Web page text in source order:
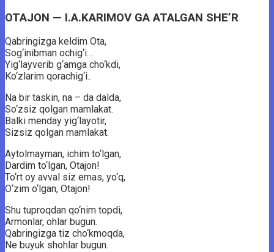
OTAJON — I.A.KARIMOV GA ATALGAN SHE’R
Qabringizga keldim Ota,
Sog‘inibman ochig‘i…
Yig‘layverib g‘amga cho‘kdi,
Ko‘zlarim qorachig‘i..
Na bir taskin, na – da dalda,
So‘zsiz qolgan mamlakat.
Balki menday yig‘layotir,
Sizsiz qolgan mamlakat.
Aytolmayman, ichim to‘lgan,
Dardim to‘lgan, Otajon!
To‘rt oy avval siz emas, yo‘q,
O‘zim o‘lgan, Otajon!
Shu tuproqdan qo‘nim topdi,
Armonlar, ohlar bugun.
Qabringizga tiz cho‘kmoqda,
Ne buyuk shohlar bugun.